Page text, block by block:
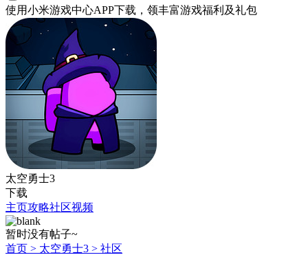
使用小米游戏中心APP下载 ，领丰富游戏福利 及礼包
太空勇士3
下载
主页攻略社区视频
暂时没有帖子~
首页 > 太空勇士3 > 社区